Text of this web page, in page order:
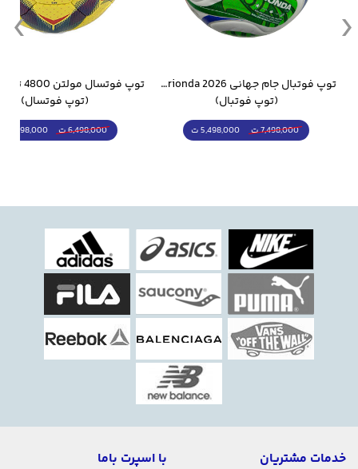
توپ فوتبال جام جهانی 2026 Trionda مشابه اورجینال
(توپ فوتبال)
7,498,000 ت 5,498,000 ت
(توپ فوتسال)
6,498,000 ت 5,298,000 ت
خدمات مشتریان با اسپرت باما